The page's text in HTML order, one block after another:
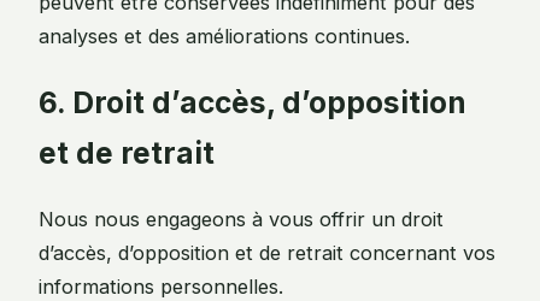
analyses et des améliorations continues.
6. Droit d’accès, d’opposition
et de retrait
Nous nous engageons à vous offrir un droit
d’accès, d’opposition et de retrait concernant vos
informations personnelles.